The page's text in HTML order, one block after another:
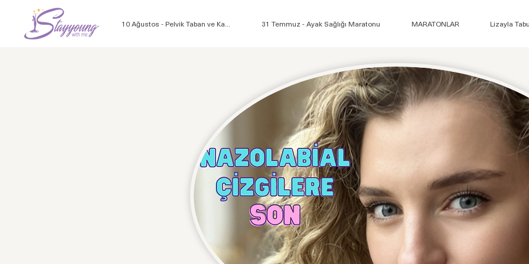
10 Ağustos - Pelvik Taban ve Ka... 31 Temmuz - Ayak Sağlığı Maratonu MARATONLAR Lizayla